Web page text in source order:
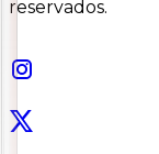
reservados.